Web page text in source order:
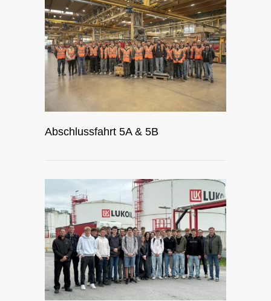
Abschlussfahrt 5A & 5B